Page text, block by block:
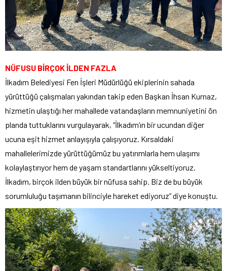
NÜFUSU BİRÇOK İLDEN FAZLA
İlkadım Belediyesi Fen İşleri Müdürlüğü ekiplerinin sahada
yürüttüğü çalışmaları yakından takip eden Başkan İhsan Kurnaz,
hizmetin ulaştığı her mahallede vatandaşların memnuniyetini ön
planda tuttuklarını vurgulayarak, “İlkadım’ın bir ucundan diğer
ucuna eşit hizmet anlayışıyla çalışıyoruz. Kırsaldaki
mahallelerimizde yürüttüğümüz bu yatırımlarla hem ulaşımı
kolaylaştırıyor hem de yaşam standartlarını yükseltiyoruz.
İlkadım, birçok ilden büyük bir nüfusa sahip. Biz de bu büyük
sorumluluğu taşımanın bilinciyle hareket ediyoruz” diye konuştu.